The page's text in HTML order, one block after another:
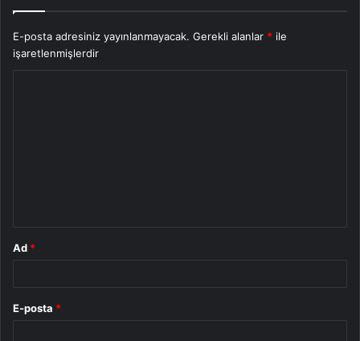
E-posta adresiniz yayınlanmayacak. Gerekli alanlar * ile
işaretlenmişlerdir
Ad *
E-posta *